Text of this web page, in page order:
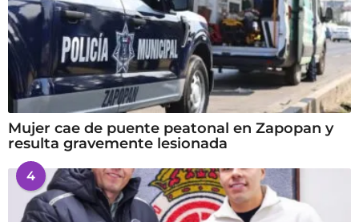
Mujer cae de puente peatonal en Zapopan y
resulta gravemente lesionada
4